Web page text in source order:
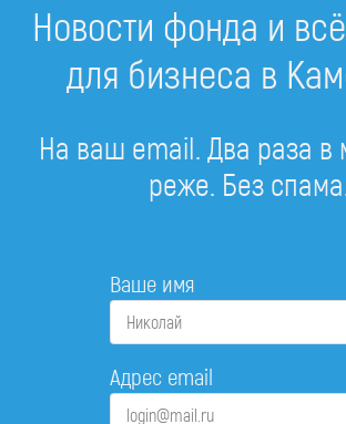
Новости фонда и
для бизнеса в
На ваш email. Два раза в
реже. Без
Ваше имя
Адрес email